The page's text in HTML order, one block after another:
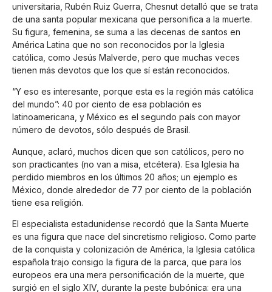
universitaria, Rubén Ruiz Guerra, Chesnut detalló que se trata
de una santa popular mexicana que personifica a la muerte.
Su figura, femenina, se suma a las decenas de santos en
América Latina que no son reconocidos por la Iglesia
católica, como Jesús Malverde, pero que muchas veces
tienen más devotos que los que sí están reconocidos.
“Y eso es interesante, porque esta es la región más católica
del mundo”: 40 por ciento de esa población es
latinoamericana, y México es el segundo país con mayor
número de devotos, sólo después de Brasil.
Aunque, aclaró, muchos dicen que son católicos, pero no
son practicantes (no van a misa, etcétera). Esa Iglesia ha
perdido miembros en los últimos 20 años; un ejemplo es
México, donde alrededor de 77 por ciento de la población
tiene esa religión.
El especialista estadunidense recordó que la Santa Muerte
es una figura que nace del sincretismo religioso. Como parte
de la conquista y colonización de América, la Iglesia católica
española trajo consigo la figura de la parca, que para los
europeos era una mera personificación de la muerte, que
surgió en el siglo XIV, durante la peste bubónica: era una